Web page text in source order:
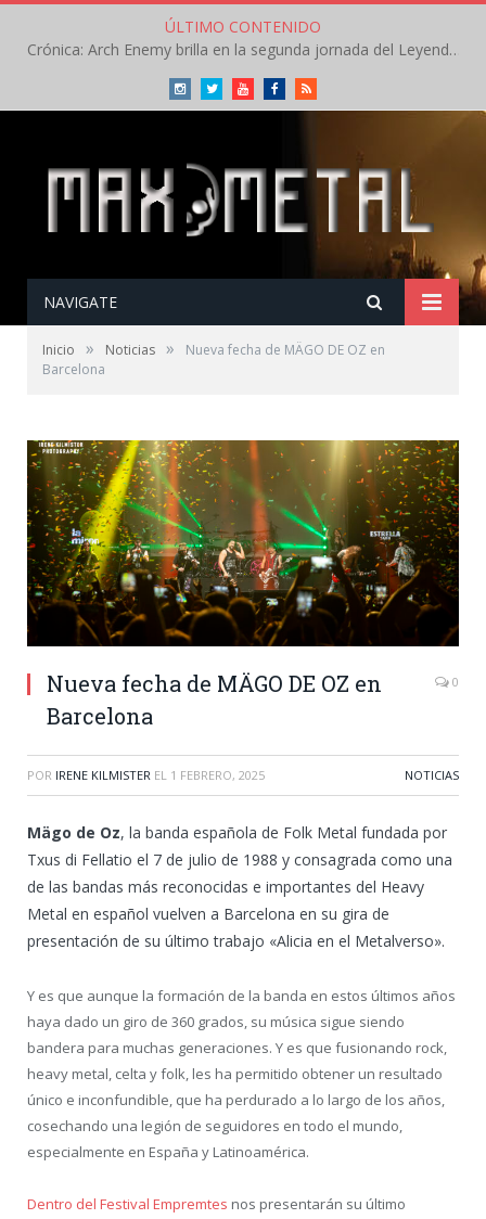
ÚLTIMO CONTENIDO
Crónica: Arch Enemy brilla en la segunda jornada del Leyendas del Rock – Jueves – Agosto 2026
InstagramTwitterYoutubeFacebookRSS
NAVIGATE
Inicio » Noticias »
Nueva fecha de MÄGO DE OZ en
Barcelona
Nueva fecha de MÄGO DE OZ en
Barcelona
0
POR IRENE KILMISTER EL 1 FEBRERO, 2025 NOTICIAS
Mägo de Oz, la banda española de Folk Metal fundada por
Txus di Fellatio el 7 de julio de 1988 y consagrada como una
de las bandas más reconocidas e importantes del Heavy
Metal en español vuelven a Barcelona en su gira de
presentación de su último trabajo «Alicia en el Metalverso».
Y es que aunque la formación de la banda en estos últimos años
haya dado un giro de 360 grados, su música sigue siendo
bandera para muchas generaciones. Y es que fusionando rock,
heavy metal, celta y folk, les ha permitido obtener un resultado
único e inconfundible, que ha perdurado a lo largo de los años,
cosechando una legión de seguidores en todo el mundo,
especialmente en España y Latinoamérica.
Dentro del Festival Empremtes nos presentarán su último